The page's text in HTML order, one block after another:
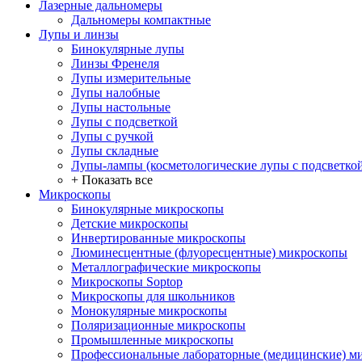
Лазерные дальномеры
Дальномеры компактные
Лупы и линзы
Бинокулярные лупы
Линзы Френеля
Лупы измерительные
Лупы налобные
Лупы настольные
Лупы с подсветкой
Лупы с ручкой
Лупы складные
Лупы-лампы (косметологические лупы с
+ Показать все
Микроскопы
Бинокулярные микроскопы
Детские микроскопы
Инвертированные микроскопы
Люминесцентные (флуоресцентные) микроскопы
Металлографические микроскопы
Микроскопы Soptop
Микроскопы для школьников
Монокулярные микроскопы
Поляризационные микроскопы
Промышленные микроскопы
Профессиональные лабораторные (медицинские)